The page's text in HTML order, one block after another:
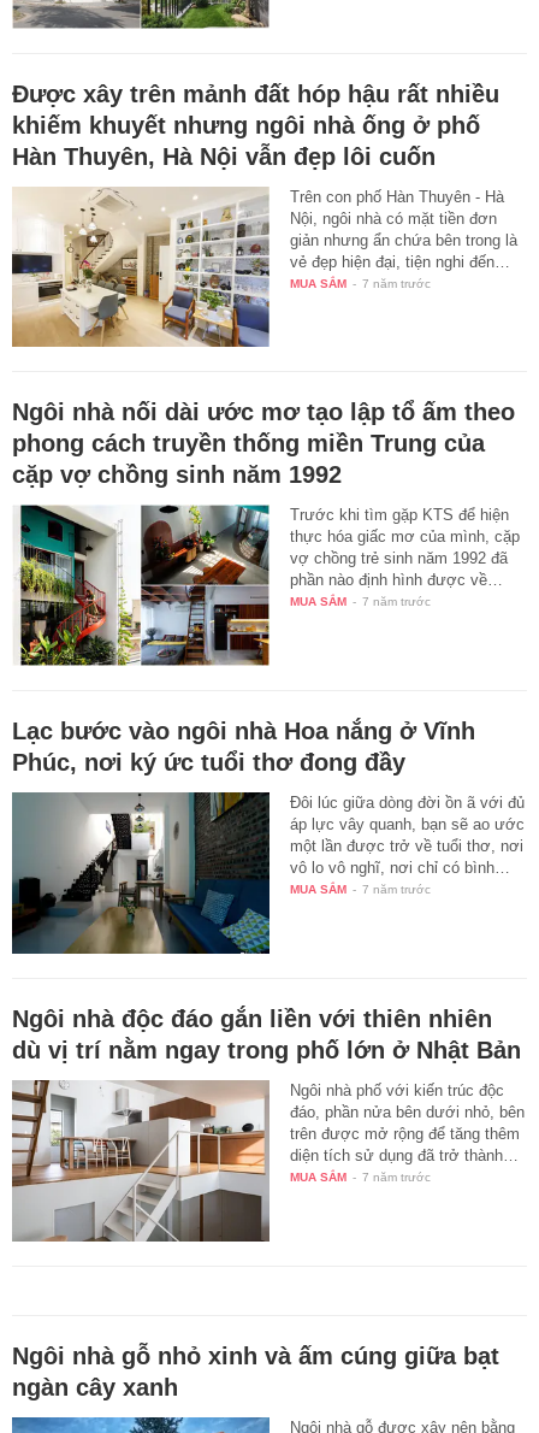
Được xây trên mảnh đất hóp hậu rất nhiều
khiếm khuyết nhưng ngôi nhà ống ở phố
Hàn Thuyên, Hà Nội vẫn đẹp lôi cuốn
Trên con phố Hàn Thuyên - Hà
Nội, ngôi nhà có mặt tiền đơn
giản nhưng ẩn chứa bên trong là
vẻ đẹp hiện đại, tiện nghi đến…
MUA SẮM - 7 năm trước
Ngôi nhà nối dài ước mơ tạo lập tổ ấm theo
phong cách truyền thống miền Trung của
cặp vợ chồng sinh năm 1992
Trước khi tìm gặp KTS để hiện
thực hóa giấc mơ của mình, cặp
vợ chồng trẻ sinh năm 1992 đã
phần nào định hình được về…
MUA SẮM - 7 năm trước
Lạc bước vào ngôi nhà Hoa nắng ở Vĩnh
Phúc, nơi ký ức tuổi thơ đong đầy
Đôi lúc giữa dòng đời ồn ã với đủ
áp lực vây quanh, bạn sẽ ao ước
một lần được trở về tuổi thơ, nơi
vô lo vô nghĩ, nơi chỉ có bình…
MUA SẮM - 7 năm trước
Ngôi nhà độc đáo gắn liền với thiên nhiên
dù vị trí nằm ngay trong phố lớn ở Nhật Bản
Ngôi nhà phố với kiến trúc độc
đáo, phần nửa bên dưới nhỏ, bên
trên được mở rộng để tăng thêm
diện tích sử dụng đã trở thành…
MUA SẮM - 7 năm trước
Ngôi nhà gỗ nhỏ xinh và ấm cúng giữa bạt
ngàn cây xanh
Ngôi nhà gỗ được xây nên bằng